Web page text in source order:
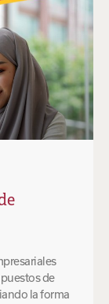
de
la forma